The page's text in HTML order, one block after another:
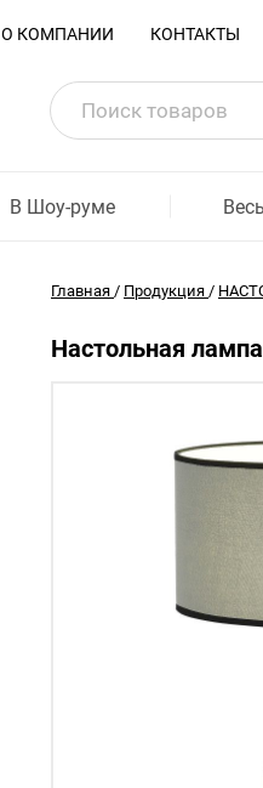
О КОМПАНИИ КОНТАКТЫ
В Шоу-руме
Главная / Продукция /
Настольная